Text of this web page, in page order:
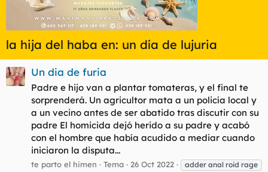
la hija del haba en: un día de lujuria
Un dia de furia
Padre e hijo van a plantar tomateras, y el final te
sorprenderá. Un agricultor mata a un policía local y
a un vecino antes de ser abatido tras discutir con su
padre El homicida dejó herido a su padre y acabó
con el hombre que había acudido a mediar cuando
iniciaron la disputa...
te parto el himen Tema 26 Oct 2022
adder anal roid rage